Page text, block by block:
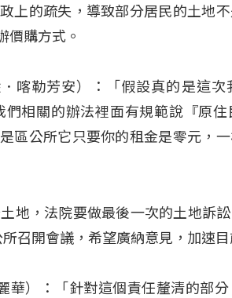
上的疏失，導致部分居民的土地
價購方式。
喀勒芳安）：「假設真的是這次
相關的辦法裡面有規範說『原
區公所它只要你的租金是零元，
地，法院要做最後一次的土地訴
召開會議，希望廣納意見，加速目
華）：「針對這個責任釐清的部